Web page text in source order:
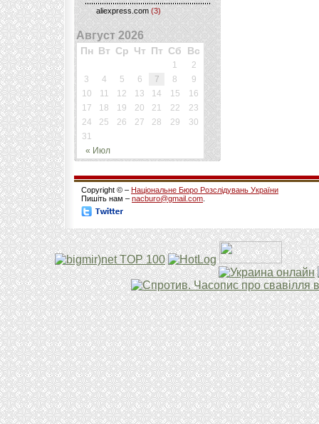
aliexpress.com (3)
Август 2026
Пн Вт Ср Чт Пт Сб Вс
« Июл
1
2
3
4 5 6 7 8
9
10
11 12 13 14 15
16
17
18 19 20 21 22
23
24
25 26 27 28 29
30
31
Copyright © – Національне Бюро Розслідувань України
Пишіть нам – nacburo@gmail.com